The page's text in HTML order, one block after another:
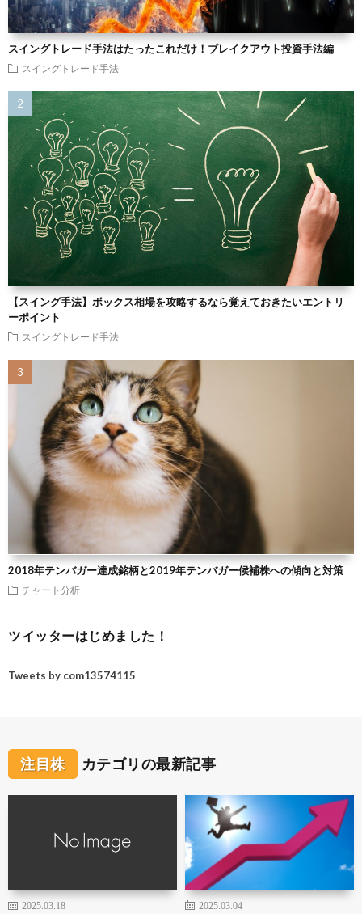
スイングトレード手法はたったこれだけ！ブレイクアウト投資手法編
スイングトレード手法
【スイング手法】ボックス相場を攻略するなら覚えておきたいエントリ
ーポイント
スイングトレード手法
2018年テンバガー達成銘柄と2019年テンバガー候補株への傾向と対策
チャート分析
ツイッターはじめました！
Tweets by com13574115
注目株 カテゴリの最新記事
2025.03.18 2025.03.04